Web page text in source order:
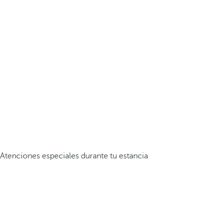
Atenciones especiales durante tu estancia